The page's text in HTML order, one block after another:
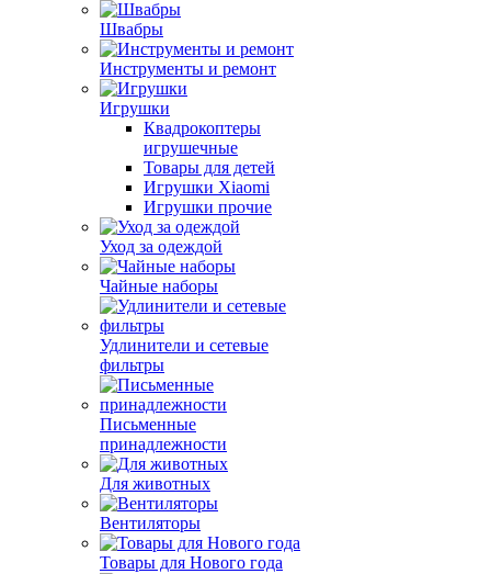
Швабры
Инструменты и ремонт
Игрушки
Квадрокоптеры
игрушечные
Товары для детей
Игрушки Xiaomi
Игрушки прочие
Уход за одеждой
Чайные наборы
Удлинители и сетевые
фильтры
Письменные
принадлежности
Для животных
Вентиляторы
Товары для Нового года